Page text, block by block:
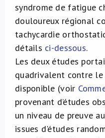
syndrome de fatigue
douloureux régional
tachycardie
détails ci-dessous.
Les deux études
quadrivalent contre le
disponible (voir
provenant d’études
un niveau de preuve
issues d'études